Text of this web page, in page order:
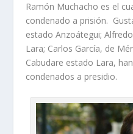
Ramón Muchacho es el
condenado a prisión.
estado Anzoátegui;
Lara; Carlos García, de
Cabudare estado Lara,
condenados a presidio.